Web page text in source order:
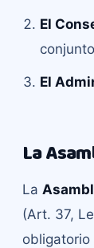
El
El
La
La
(Art. 37,